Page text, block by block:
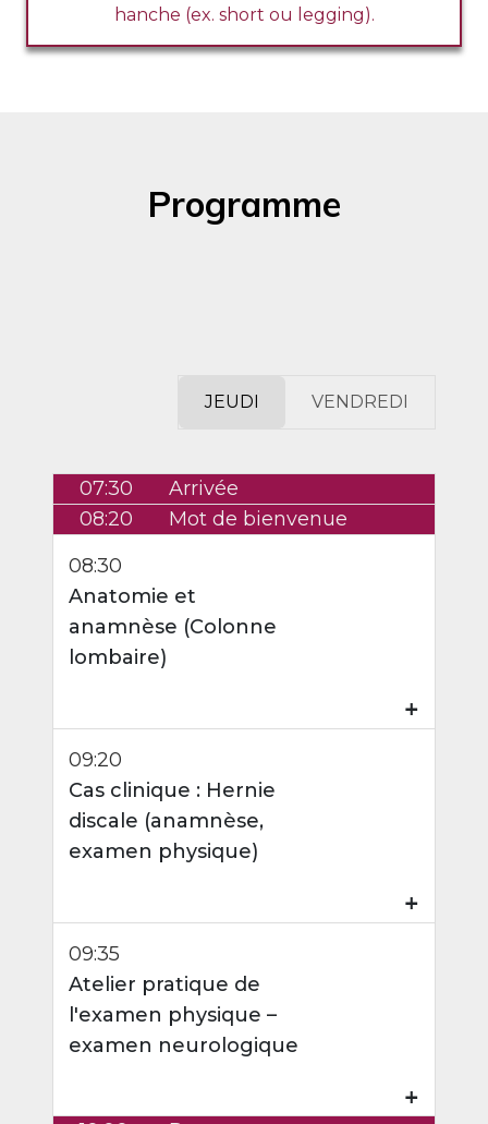
hanche (ex. short ou legging).
Programme
JEUDI VENDREDI
07:30
Arrivée
08:20
Mot de bienvenue
08:30
Anatomie et
anamnèse (Colonne
lombaire)
₊
09:20
Cas clinique : Hernie
discale (anamnèse,
examen physique)
₊
09:35
Atelier pratique de
l'examen physique –
examen neurologique
₊